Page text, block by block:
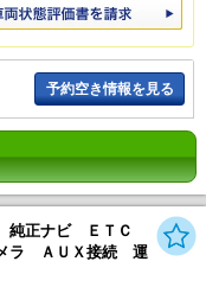
予約空き情報を見る
純正ナビ ＥＴＣ
ラ ＡＵＸ接続 運